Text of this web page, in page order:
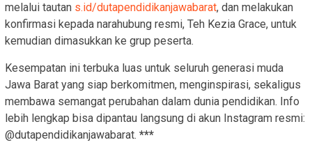
melalui tautan s.id/dutapendidikanjawabarat, dan melakukan
konfirmasi kepada narahubung resmi, Teh Kezia Grace, untuk
kemudian dimasukkan ke grup peserta.
Kesempatan ini terbuka luas untuk seluruh generasi muda
Jawa Barat yang siap berkomitmen, menginspirasi, sekaligus
membawa semangat perubahan dalam dunia pendidikan. Info
lebih lengkap bisa dipantau langsung di akun Instagram resmi:
@dutapendidikanjawabarat. ***